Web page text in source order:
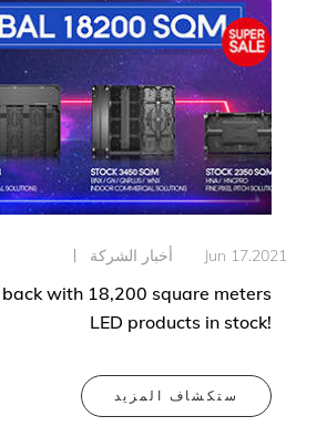
Jun أخبار الشركة
your back with 18,200 square meters
LED products in stock!
ستكشاف المزيد